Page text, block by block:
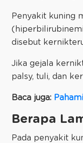
Penyakit kuning
disebut
Jika gejala
palsy, tuli, dan
Baca juga:
Berapa
Pada penyakit